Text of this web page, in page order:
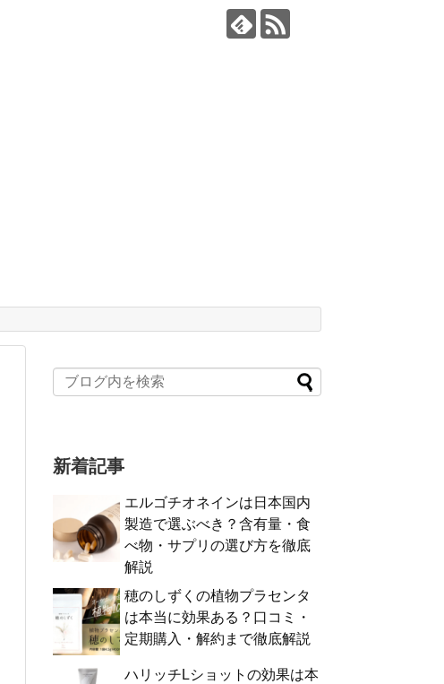
新着記事
エルゴチオネインは日本国内
製造で選ぶべき？含有量・食
べ物・サプリの選び方を徹底
解説
穂のしずくの植物プラセンタ
は本当に効果ある？口コミ・
定期購入・解約まで徹底解説
ハリッチLショットの効果は本